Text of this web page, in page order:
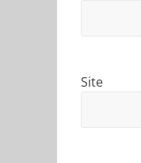
Site